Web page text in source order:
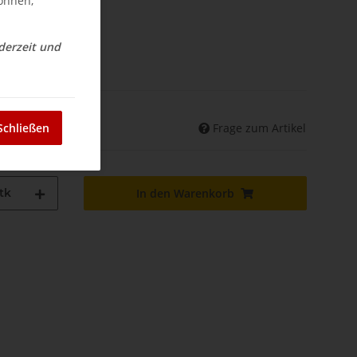
abweichend) Frage zum Artikel
In den Warenkorb
und